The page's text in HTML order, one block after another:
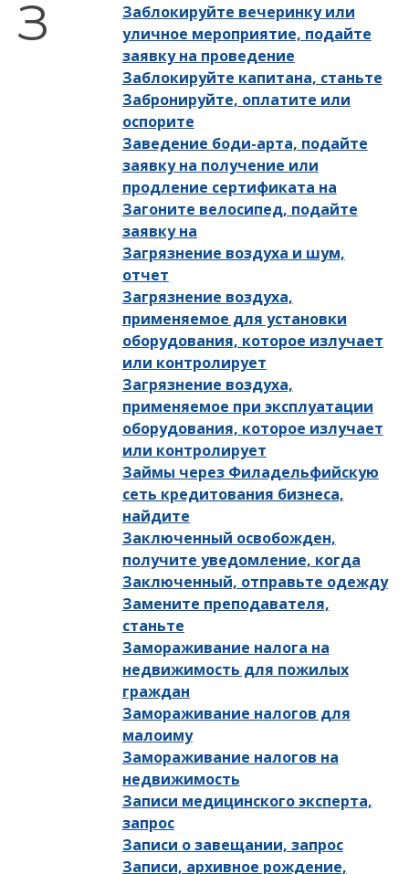
Заблокируйте вечеринку или
уличное мероприятие, подайте
заявку на проведение
Заблокируйте капитана, станьте
Забронируйте, оплатите или
оспорите
Заведение боди-арта, подайте
заявку на получение или
продление сертификата на
Загоните велосипед, подайте
заявку на
Загрязнение воздуха и шум,
отчет
Загрязнение воздуха,
применяемое для установки
оборудования, которое излучает
или контролирует
Загрязнение воздуха,
применяемое при эксплуатации
оборудования, которое излучает
или контролирует
Займы через Филадельфийскую
сеть кредитования бизнеса,
найдите
Заключенный освобожден,
получите уведомление, когда
Заключенный, отправьте одежду
Замените преподавателя,
станьте
Замораживание налога на
недвижимость для пожилых
граждан
Замораживание налогов для
малоиму
Замораживание налогов на
недвижимость
Записи медицинского эксперта,
запрос
Записи о завещании, запрос
Записи, архивное рождение,